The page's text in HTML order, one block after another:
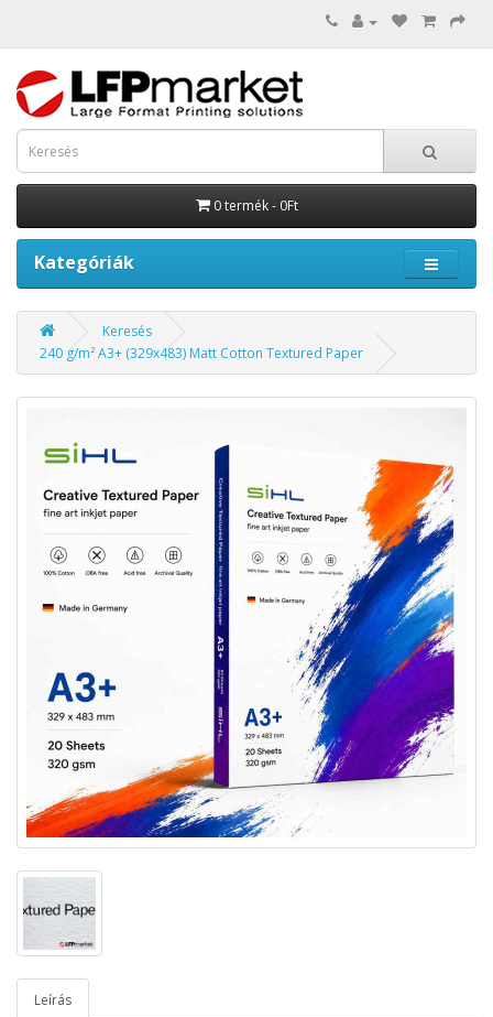
0 termék - 0Ft
Kategóriák
Keresés
240 g/m² A3+ (329x483) Matt Cotton Textured Paper
Leírás